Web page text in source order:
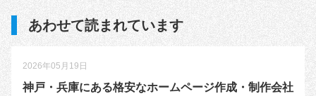
あわせて読まれています
2026年05月19日
神戸・兵庫にある格安なホームページ作成・制作会社